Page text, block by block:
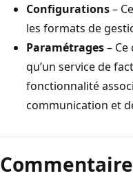
Configurations–
les formats de
Paramétrages–
qu’un service de
fonctionnalité
communication et
Mode
lecture
désactivé